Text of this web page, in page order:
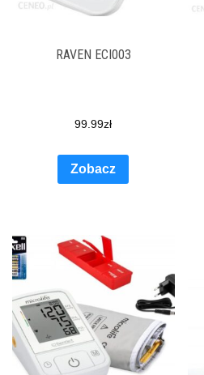
RAVEN ECI003
99.99zł
Zobacz